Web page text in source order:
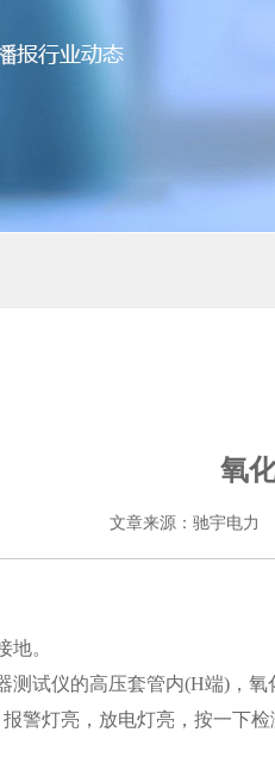
氧
文章来源：驰宇电力
。
仪的高压套管内(H端)，氧
灯亮，放电灯亮，按一下检